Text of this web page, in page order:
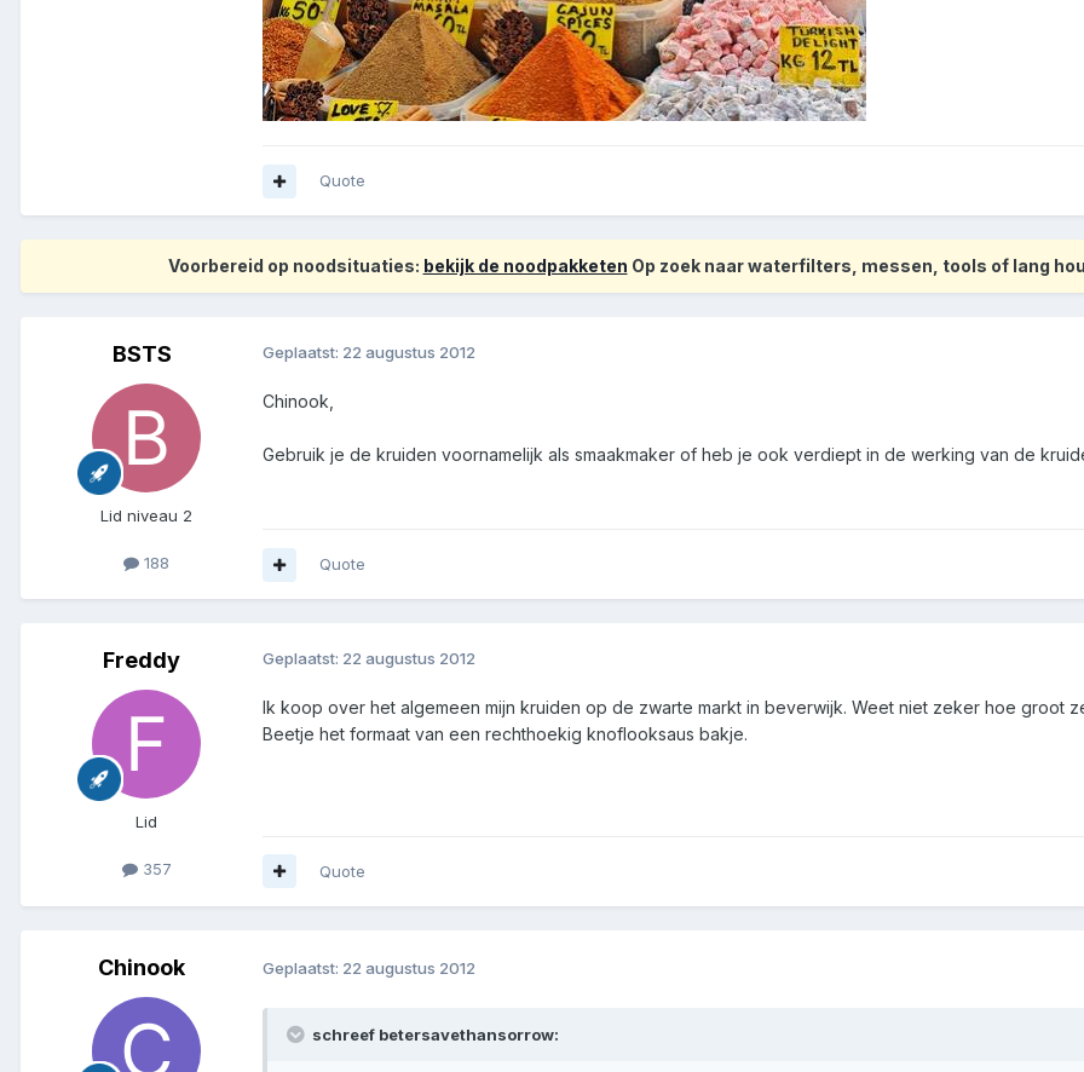
Quote
Voorbereid op noodsituaties: bekijk de noodpakketen Op zoek naar waterfilters, messen, tools of lang
BSTS
Lid niveau 2
188
Geplaatst: 22 augustus 2012
Chinook,
Gebruik je de kruiden voornamelijk als smaakmaker of heb je ook verdiept in de werking van de
Quote
Freddy
Lid
357
Geplaatst: 22 augustus 2012
Ik koop over het algemeen mijn kruiden op de zwarte markt in beverwijk. Weet niet zeker hoe groot
Beetje het formaat van een rechthoekig knoflooksaus bakje.
Quote
Chinook Geplaatst: 22 augustus 2012
schreef betersavethansorrow: